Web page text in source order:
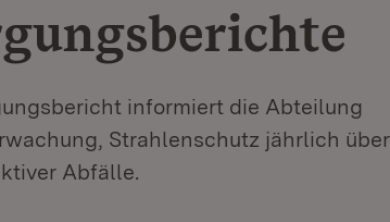
informiert die Abteilung
Strahlenschutz jährlich
Abfälle.